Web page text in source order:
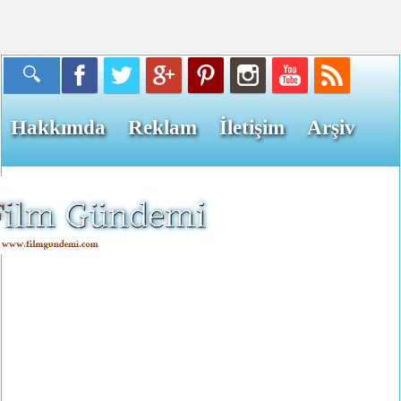
Hakkımda Reklam İletişim Arşiv